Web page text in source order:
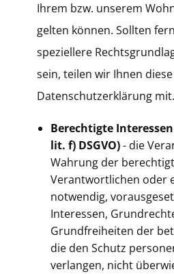
Ihrem bzw. unserem
gelten können. Sollten
speziellere
sein, teilen wir Ihnen
Datenschutzerklärung mit.
Berechtigte Interessen
lit. f) DSGVO)- die
Wahrung der
Verantwortlichen oder
notwendig,
Interessen,
Grundfreiheiten der
die den Schutz
verlangen, nicht